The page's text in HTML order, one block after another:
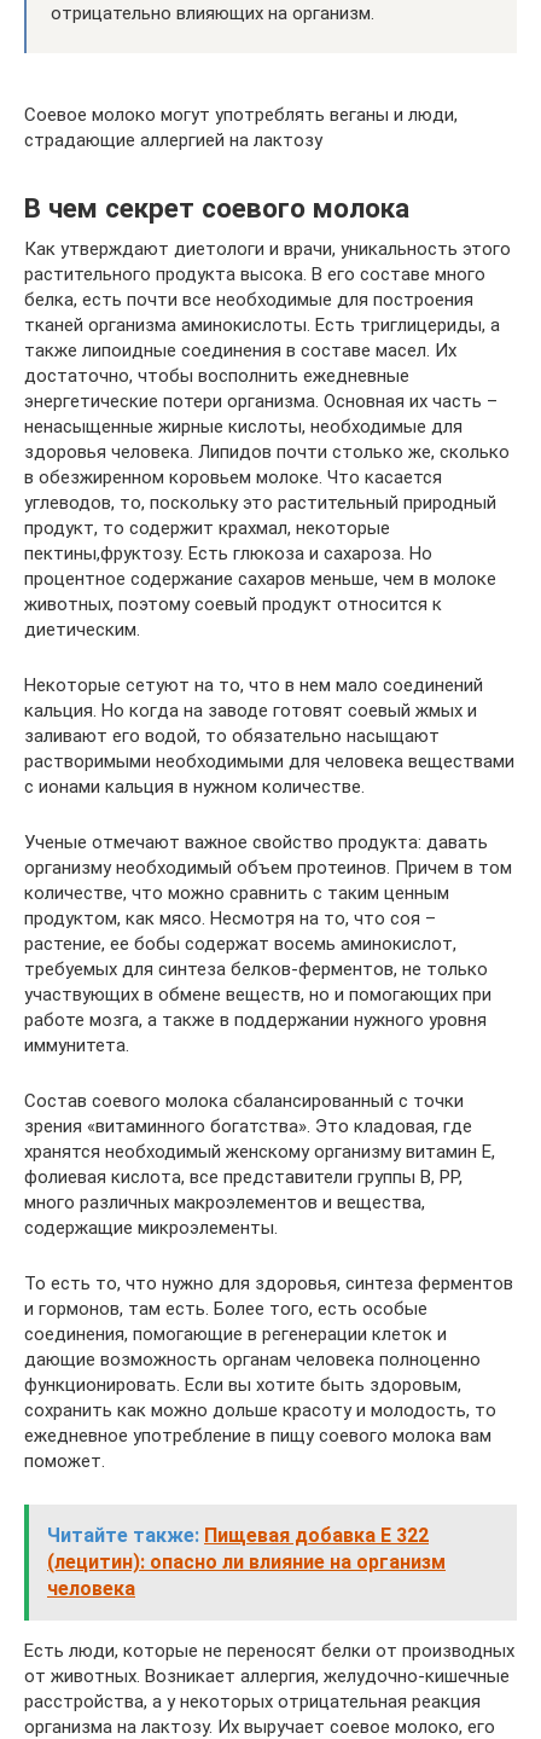
отрицательно влияющих на организм.
Соевое молоко могут употреблять веганы и люди,
страдающие аллергией на лактозу
В чем секрет соевого молока
Как утверждают диетологи и врачи, уникальность этого
растительного продукта высока. В его составе много
белка, есть почти все необходимые для построения
тканей организма аминокислоты. Есть триглицериды, а
также липоидные соединения в составе масел. Их
достаточно, чтобы восполнить ежедневные
энергетические потери организма. Основная их часть –
ненасыщенные жирные кислоты, необходимые для
здоровья человека. Липидов почти столько же, сколько
в обезжиренном коровьем молоке. Что касается
углеводов, то, поскольку это растительный природный
продукт, то содержит крахмал, некоторые
пектины,фруктозу. Есть глюкоза и сахароза. Но
процентное содержание сахаров меньше, чем в молоке
животных, поэтому соевый продукт относится к
диетическим.
Некоторые сетуют на то, что в нем мало соединений
кальция. Но когда на заводе готовят соевый жмых и
заливают его водой, то обязательно насыщают
растворимыми необходимыми для человека веществами
с ионами кальция в нужном количестве.
Ученые отмечают важное свойство продукта: давать
организму необходимый объем протеинов. Причем в том
количестве, что можно сравнить с таким ценным
продуктом, как мясо. Несмотря на то, что соя –
растение, ее бобы содержат восемь аминокислот,
требуемых для синтеза белков-ферментов, не только
участвующих в обмене веществ, но и помогающих при
работе мозга, а также в поддержании нужного уровня
иммунитета.
Состав соевого молока сбалансированный с точки
зрения «витаминного богатства». Это кладовая, где
хранятся необходимый женскому организму витамин Е,
фолиевая кислота, все представители группы B, PP,
много различных макроэлементов и вещества,
содержащие микроэлементы.
То есть то, что нужно для здоровья, синтеза ферментов
и гормонов, там есть. Более того, есть особые
соединения, помогающие в регенерации клеток и
дающие возможность органам человека полноценно
функционировать. Если вы хотите быть здоровым,
сохранить как можно дольше красоту и молодость, то
ежедневное употребление в пищу соевого молока вам
поможет.
Читайте также: Пищевая добавка Е 322
(лецитин): опасно ли влияние на организм
человека
Есть люди, которые не переносят белки от производных
от животных. Возникает аллергия, желудочно-кишечные
расстройства, а у некоторых отрицательная реакция
организма на лактозу. Их выручает соевое молоко, его